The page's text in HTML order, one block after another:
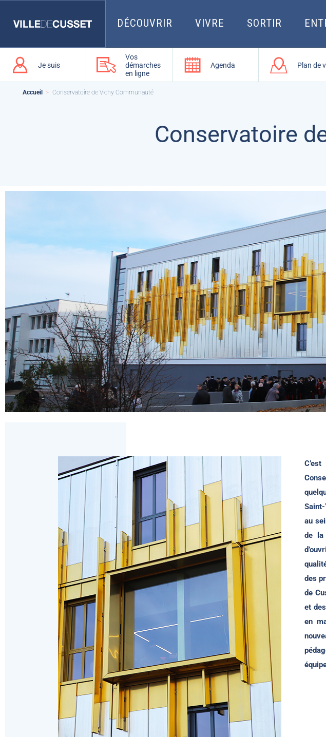
DÉCOUVRIR VIVRE SORTIR
vous
Je suis
Vos
démarches
en ligne
Agenda Plan de
Accueil Conservatoire de Vichy Communauté
Conservatoire
au
de la
des
de
et
en